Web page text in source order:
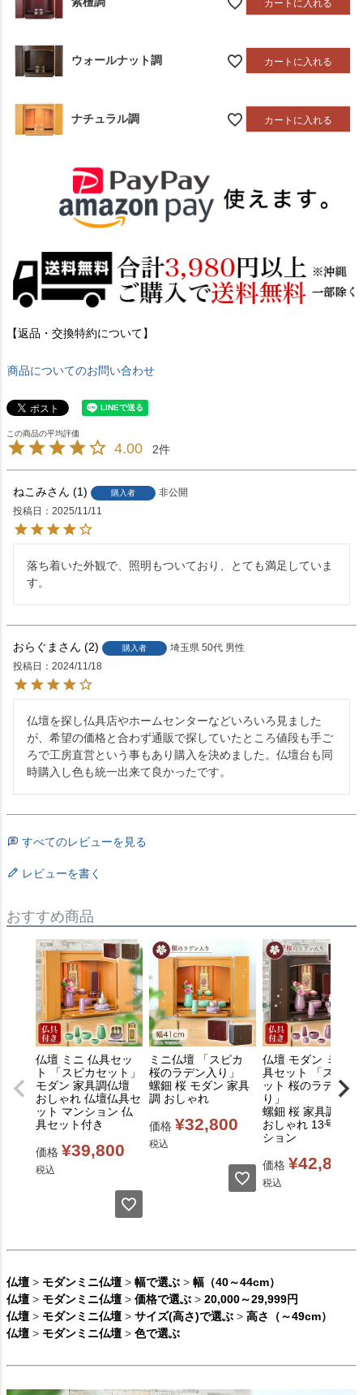
カートに入れる
ウォールナット調 カートに入れる
ナチュラル調 カートに入れる
【返品・交換特約について】
商品についてのお問い合わせ
4.00 2
ねこみ 1 購入者
非公開
投稿日
2025/11/11
落ち着いた外観で、照明もついており、とても満足していま
す。
おらぐま 2 購入者 埼玉県 50代 男性
投稿日
2024/11/18
仏壇を探し仏具店やホームセンターなどいろいろ見ました
が、希望の価格と合わず通販で探していたところ値段も手ご
ろで工房直営という事もあり購入を決めました。仏壇台も同
時購入し色も統一出来て良かったです。
すべてのレビューを見る
レビューを書く
おすすめ商品
仏壇 ミニ 仏具セッ
ト 「スピカセット」
モダン 家具調仏壇
おしゃれ 仏壇仏具セ
ット マンション 仏
具セット付き
価格 ¥39,800
税込
ミニ仏壇 「スピカ
桜のラデン入り」
螺鈿 桜 モダン 家具
調 おしゃれ
価格 ¥32,800
税込
仏壇 モダン ミニ 仏
具セット 「スピカ
ット 桜のラデン入
り」
螺鈿 桜 家具調仏壇
おしゃれ 13号 マン
ション
価格 ¥42,800
税込
仏壇 > モダンミニ仏壇 > 幅で選ぶ > 幅（40～44cm）
仏壇 > モダンミニ仏壇 > 価格で選ぶ > 20,000～29,999円
仏壇 > モダンミニ仏壇 > サイズ(高さ)で選ぶ > 高さ（～49cm）
仏壇 > モダンミニ仏壇 > 色で選ぶ